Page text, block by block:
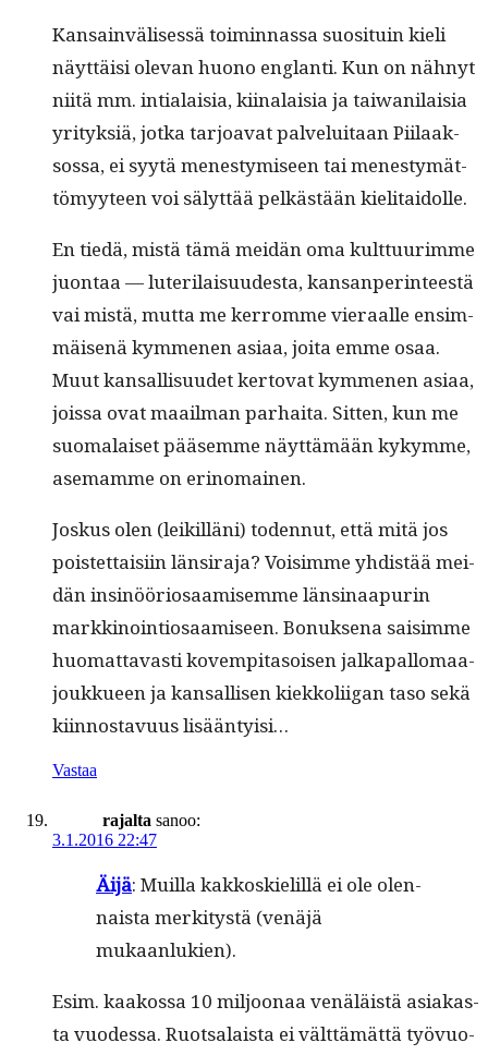
Kan­sain­välisessä toimin­nas­sa suosi­tu­in kieli
näyt­täisi ole­van huono englan­ti. Kun on näh­nyt
niitä mm. intialaisia, kiinalaisia ja tai­wani­laisia
yri­tyk­siä, jot­ka tar­joa­vat palveluitaan Piilaak­
sos­sa, ei syytä men­estymiseen tai men­estymät­
tömyy­teen voi sälyt­tää pelkästään kielitaidolle.
En tiedä, mis­tä tämä mei­dän oma kult­tuurimme
juon­taa — luter­i­laisu­ud­es­ta, kansan­per­in­teestä
vai mis­tä, mut­ta me ker­romme vier­aalle ensim­
mäisenä kymme­nen asi­aa, joi­ta emme osaa.
Muut kansal­lisu­udet ker­to­vat kymme­nen asi­aa,
jois­sa ovat maail­man parhai­ta. Sit­ten, kun me
suo­ma­laiset pääsemme näyt­tämään kykymme,
ase­mamme on erinomainen.
Joskus olen (leikil­läni) toden­nut, että mitä jos
pois­tet­taisi­in län­sir­a­ja? Voisimme yhdis­tää mei­
dän insinööriosaamisemme länsi­naa­purin
markki­noin­tiosaamiseen. Bonuk­se­na saisimme
huo­mat­tavasti kovem­pi­ta­soisen jalka­pal­lo­maa­
joukkueen ja kansal­lisen kiekkoli­igan taso sekä
kiin­nos­tavu­us lisääntyisi…
Vastaa
rajalta sanoo:
3.1.2016 22:47
Äijä: Muil­la kakkoskielil­lä ei ole olen­
naista merk­i­tys­tä (venäjä
mukaanlukien).
Esim. kaakos­sa 10 miljoon­aa venäläistä asi­akas­
ta vuodessa. Ruot­salaista ei vält­tämät­tä työvuo­